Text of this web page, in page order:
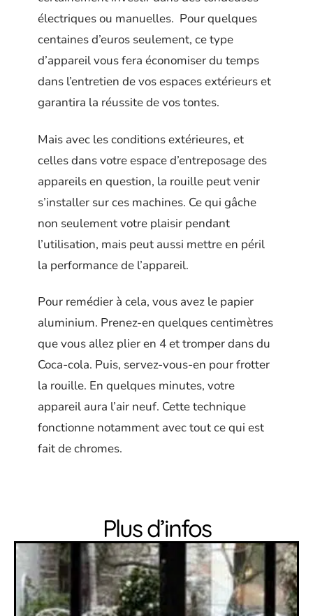
électriques ou manuelles. Pour quelques
centaines d’euros seulement, ce type
d’appareil vous fera économiser du temps
dans l’entretien de vos espaces extérieurs et
garantira la réussite de vos tontes.
Mais avec les conditions extérieures, et
celles dans votre espace d’entreposage des
appareils en question, la rouille peut venir
s’installer sur ces machines. Ce qui gâche
non seulement votre plaisir pendant
l’utilisation, mais peut aussi mettre en péril
la performance de l’appareil.
Pour remédier à cela, vous avez le papier
aluminium. Prenez-en quelques centimètres
que vous allez plier en 4 et tromper dans du
Coca-cola. Puis, servez-vous-en pour frotter
la rouille. En quelques minutes, votre
appareil aura l’air neuf. Cette technique
fonctionne notamment avec tout ce qui est
fait de chromes.
Plus d’infos